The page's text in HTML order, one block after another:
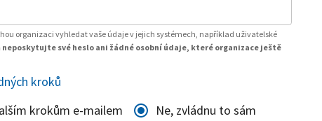
organizaci vyhledat vaše údaje v jejich systémech, například uživatelské
neposkytujte své heslo ani žádné osobní údaje, které organizace ještě
kroků
krokům e-mailem
Ne, zvládnu to sám